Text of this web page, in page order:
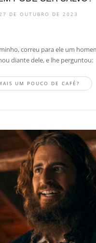
27 DE OUTUBRO DE 2023
correu para ele um
diante dele, e lhe perguntou:
UM POUCO DE CAFÉ?